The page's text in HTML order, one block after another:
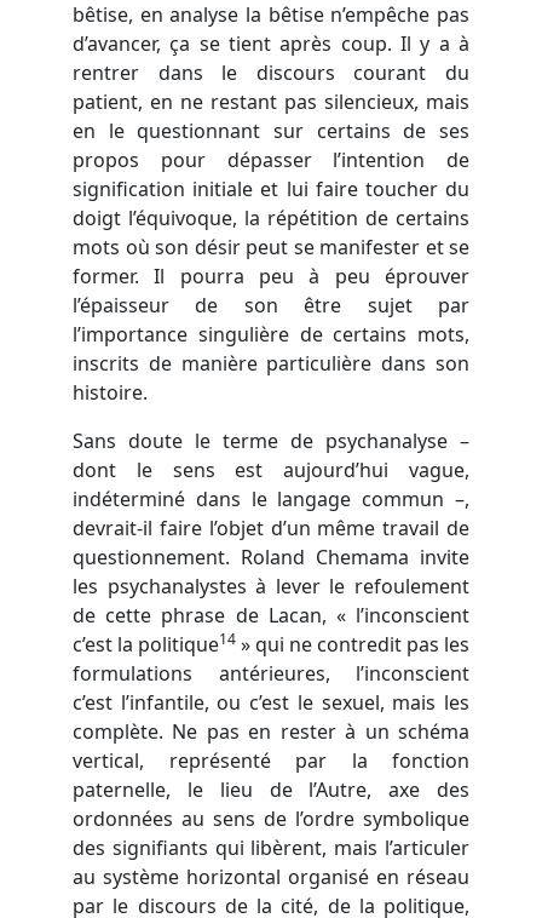
bêtise, en analyse la bêtise n’empêche pas
d’avancer, ça se tient après coup. Il y a à
rentrer dans le discours courant du
patient, en ne restant pas silencieux, mais
en le questionnant sur certains de ses
propos pour dépasser l’intention de
signification initiale et lui faire toucher du
doigt l’équivoque, la répétition de certains
mots où son désir peut se manifester et se
former. Il pourra peu à peu éprouver
l’épaisseur de son être sujet par
l’importance singulière de certains mots,
inscrits de manière particulière dans son
histoire.
Sans doute le terme de psychanalyse –
dont le sens est aujourd’hui vague,
indéterminé dans le langage commun –,
devrait-il faire l’objet d’un même travail de
questionnement. Roland Chemama invite
les psychanalystes à lever le refoulement
de cette phrase de Lacan, « l’inconscient
c’est la politique14 » qui ne contredit pas les
formulations antérieures, l’inconscient
c’est l’infantile, ou c’est le sexuel, mais les
complète. Ne pas en rester à un schéma
vertical, représenté par la fonction
paternelle, le lieu de l’Autre, axe des
ordonnées au sens de l’ordre symbolique
des signifiants qui libèrent, mais l’articuler
au système horizontal organisé en réseau
par le discours de la cité, de la politique,